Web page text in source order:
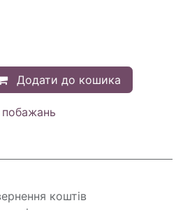
Додати до кошика
коштів